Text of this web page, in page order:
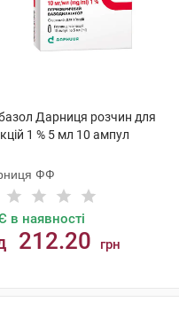
Дарниця розчин для
1 % 5 мл 10 ампул
ФФ
в наявності
212.20 грн